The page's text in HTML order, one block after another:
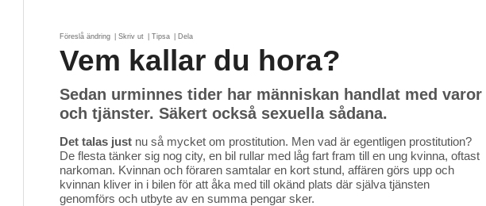
Föreslå ändring Skriv ut Tipsa Dela
Vem kallar du hora?
Sedan urminnes tider har människan handlat med varor
och tjänster. Säkert också sexuella sådana.
Det talas just nu så mycket om prostitution. Men vad är egentligen prostitution?
De flesta tänker sig nog city, en bil rullar med låg fart fram till en ung kvinna, oftast
narkoman. Kvinnan och föraren samtalar en kort stund, affären görs upp och
kvinnan kliver in i bilen för att åka med till okänd plats där själva tjänsten
genomförs och utbyte av en summa pengar sker.